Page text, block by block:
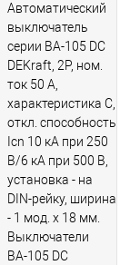
Автоматический
выключатель
серии ВА-105 DC
DEKraft, 2P, ном.
ток 50 А,
характеристика C,
откл. способность
Icn 10 кА при 250
В/6 кА при 500 В,
установка - на
DIN-рейку, ширина
- 1 мод. х 18 мм.
Выключатели
ВА-105 DC